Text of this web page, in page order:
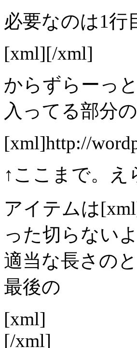
必要なのは1行
[xml][/xml]
からずらーっ
入ってる部分
[xml]http://
↑ここまで。え
アイテムは
った切らない
適当な長さの
最後の
[xml]
[/xml]